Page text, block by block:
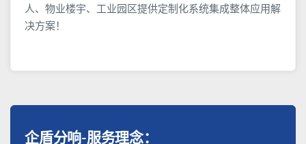
人、物业楼宇、工业园区提供定制化系统集成整体应用解
决方案！
企盾分响-服务理念：